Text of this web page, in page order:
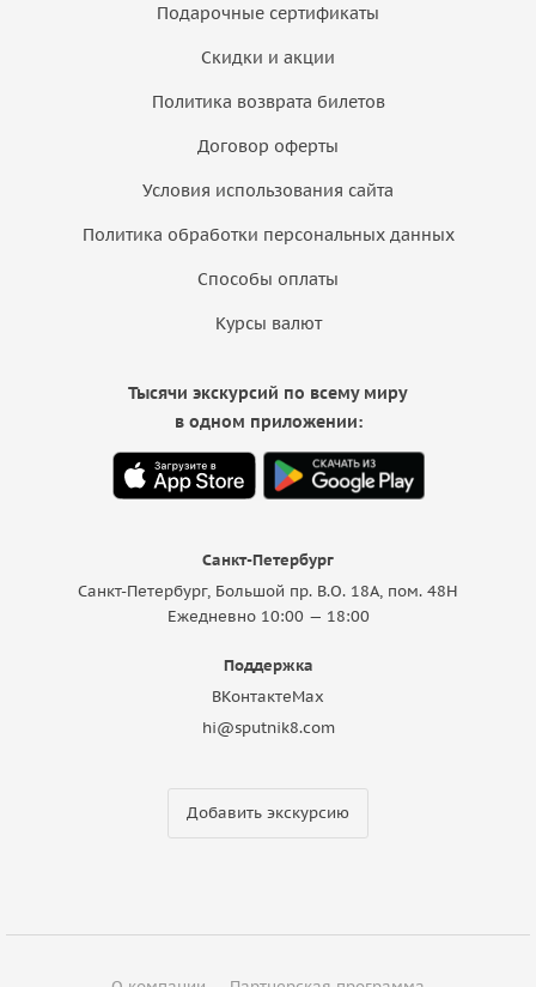
Подарочные сертификаты
Скидки и акции
Политика возврата билетов
Договор оферты
Условия использования сайта
Политика обработки персональных данных
Способы оплаты
Курсы валют
Санкт-Петербург
Санкт-Петербург, Большой пр. В.О. 18A, пом. 48Н
Ежедневно 10:00 — 18:00
Поддержка
ВКонтактеMax
hi@sputnik8.com
Добавить экскурсию
Тысячи экскурсий по всему миру
в одном приложении: